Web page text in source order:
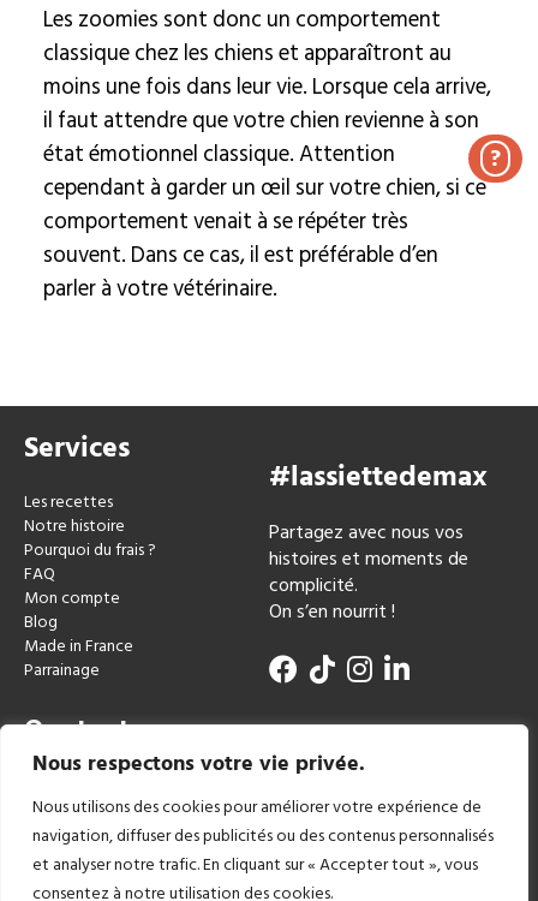
Nous respectons votre vie privée.
Nous utilisons des cookies pour améliorer votre expérience de
navigation, diffuser des publicités ou des contenus personnalisés
et analyser notre trafic. En cliquant sur « Accepter tout », vous
consentez à notre utilisation des cookies.
Les zoomies sont donc un comportement
classique chez les chiens et apparaîtront au
moins une fois dans leur vie. Lorsque cela arrive,
il faut attendre que votre chien revienne à son
état émotionnel classique. Attention
cependant à garder un œil sur votre chien, si ce
comportement venait à se répéter très
souvent. Dans ce cas, il est préférable d’en
parler à votre vétérinaire.
Services
Les recettes
Notre histoire
Pourquoi du frais ?
FAQ
Mon compte
Blog
Made in France
Parrainage
#lassiettedemax
Partagez avec nous vos
histoires et moments de
complicité.
On s’en nourrit !
Contact
?